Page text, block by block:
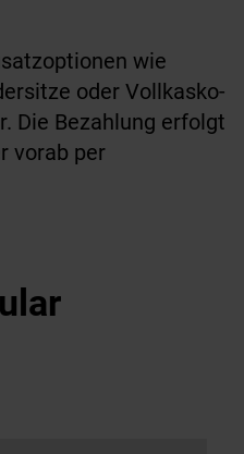
wie
oder Vollkasko-
Die Bezahlung erfolgt
vorab per